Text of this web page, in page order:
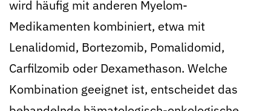
wird häufig mit anderen Myelom-
Medikamenten kombiniert, etwa mit
Lenalidomid, Bortezomib, Pomalidomid,
Carfilzomib oder Dexamethason. Welche
Kombination geeignet ist, entscheidet das